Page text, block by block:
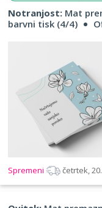
Notranjost: Mat
barvni tisk (4/4)
Spremeni četrtek,